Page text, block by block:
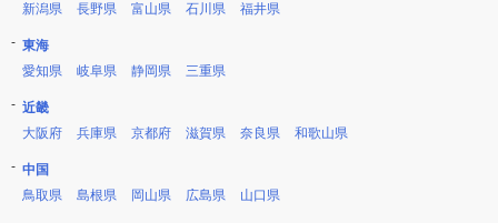
新潟県
長野県 富山県 石川県 福井県
東海
愛知県
岐阜県 静岡県 三重県
近畿
大阪府
兵庫県 京都府 滋賀県 奈良県 和歌山県
中国
鳥取県
島根県 岡山県 広島県 山口県